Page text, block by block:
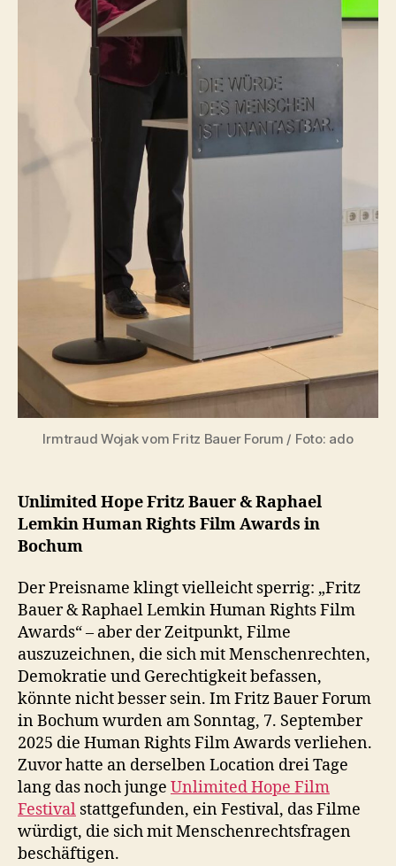
Irmtraud Wojak vom Fritz Bauer Forum / Foto: ado
Unlimited Hope Fritz Bauer & Raphael
Lemkin Human Rights Film Awards in
Bochum
Der Preisname klingt vielleicht sperrig: „Fritz
Bauer & Raphael Lemkin Human Rights Film
Awards“ – aber der Zeitpunkt, Filme
auszuzeichnen, die sich mit Menschenrechten,
Demokratie und Gerechtigkeit befassen,
könnte nicht besser sein. Im Fritz Bauer Forum
in Bochum wurden am Sonntag, 7. September
2025 die Human Rights Film Awards verliehen.
Zuvor hatte an derselben Location drei Tage
lang das noch junge Unlimited Hope Film
Festival stattgefunden, ein Festival, das Filme
würdigt, die sich mit Menschenrechtsfragen
beschäftigen.